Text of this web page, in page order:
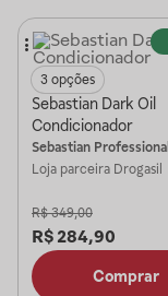
3 opções
Sebastian Dark Oil
Condicionador
Sebastian Professional
Loja parceira Drogasil
R$ 349,00
R$ 284,90
Comprar